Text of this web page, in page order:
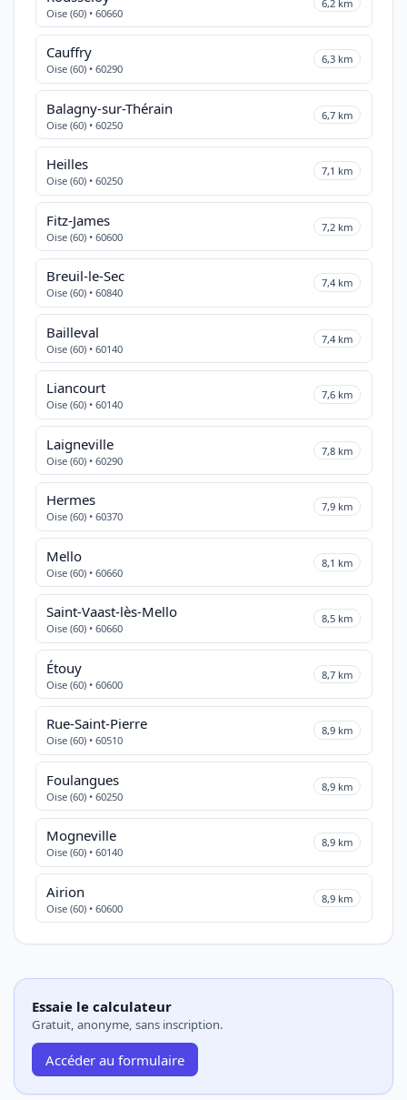
Oise (60) • 60660
6,2 km
Cauffry
Oise (60) • 60290
6,3 km
Balagny-sur-Thérain
Oise (60) • 60250
6,7 km
Heilles
Oise (60) • 60250
7,1 km
Fitz-James
Oise (60) • 60600
7,2 km
Breuil-le-Sec
Oise (60) • 60840
7,4 km
Bailleval
Oise (60) • 60140
7,4 km
Liancourt
Oise (60) • 60140
7,6 km
Laigneville
Oise (60) • 60290
7,8 km
Hermes
Oise (60) • 60370
7,9 km
Mello
Oise (60) • 60660
8,1 km
Saint-Vaast-lès-Mello
Oise (60) • 60660
8,5 km
Étouy
Oise (60) • 60600
8,7 km
Rue-Saint-Pierre
Oise (60) • 60510
8,9 km
Foulangues
Oise (60) • 60250
8,9 km
Mogneville
Oise (60) • 60140
8,9 km
Airion
Oise (60) • 60600
8,9 km
Essaie le calculateur
Gratuit, anonyme, sans inscription.
Accéder au formulaire